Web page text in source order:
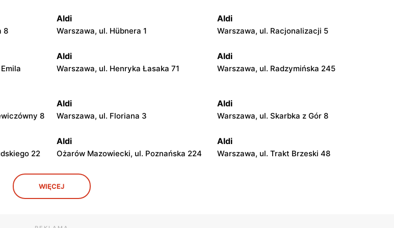
8
Aldi
Warszawa, ul. Hübnera 1
Aldi
Warszawa, ul. Racjonalizacji 5
Aldi
Warszawa, ul. Henryka Łasaka 71
Aldi
Warszawa, ul. Radzymińska 245
8
Aldi
Warszawa, ul. Floriana 3
Aldi
Warszawa, ul. Skarbka z Gór 8
22
Aldi
Ożarów Mazowiecki, ul. Poznańska 224
Aldi
Warszawa, ul. Trakt Brzeski 48
Józefów, ul. Graniczna 2
WIĘCEJ